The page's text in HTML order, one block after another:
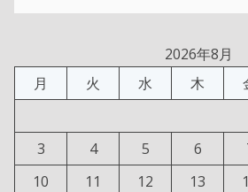
2026年8月
月
火 水 木
3
4 5 6
10
11 12 13